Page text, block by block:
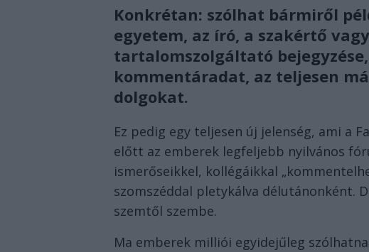
Konkrétan: szólhat bármiről
egyetem, az író, a szakértő
tartalomszolgáltató
kommentáradat, az teljesen
dolgokat.
Ez pedig egy teljesen új jelenség, ami a
előtt az emberek legfeljebb nyilvános
ismerőseikkel, kollégáikkal
szomszéddal pletykálva délutánonként.
szemtől szembe.
Ma emberek milliói egyidejűleg